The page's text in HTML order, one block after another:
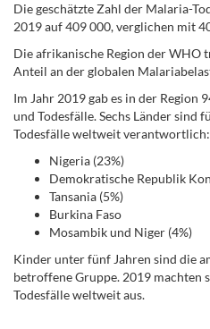
Die geschätzte Zahl der Malaria-
2019 auf 409 000, verglichen mit
Die afrikanische Region der WHO
Anteil an der globalen
Im Jahr 2019 gab es in der Region
und Todesfälle. Sechs Länder
Todesfälle weltweit verantwortlich:
Nigeria (23%)
Demokratische Republik
Tansania (5%)
Burkina Faso
Mosambik und Niger (4%)
Kinder unter fünf Jahren sind die
betroffene Gruppe. 2019 machten
Todesfälle weltweit aus.